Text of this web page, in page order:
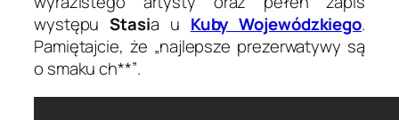
występuStasia u Kuby Wojewódzkiego.
Pamiętajcie, że „najlepsze prezerwatywy są
o smaku ch**”.